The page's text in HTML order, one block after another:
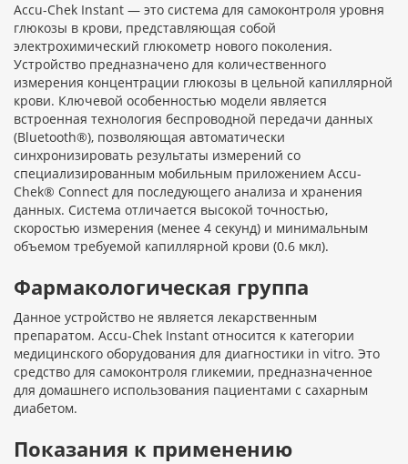
Accu-Chek Instant — это система для самоконтроля уровня
глюкозы в крови, представляющая собой
электрохимический глюкометр нового поколения.
Устройство предназначено для количественного
измерения концентрации глюкозы в цельной капиллярной
крови. Ключевой особенностью модели является
встроенная технология беспроводной передачи данных
(Bluetooth®), позволяющая автоматически
синхронизировать результаты измерений со
специализированным мобильным приложением Accu-
Chek® Connect для последующего анализа и хранения
данных. Система отличается высокой точностью,
скоростью измерения (менее 4 секунд) и минимальным
объемом требуемой капиллярной крови (0.6 мкл).
Фармакологическая группа
Данное устройство не является лекарственным
препаратом. Accu-Chek Instant относится к категории
медицинского оборудования для диагностики in vitro. Это
средство для самоконтроля гликемии, предназначенное
для домашнего использования пациентами с сахарным
диабетом.
Показания к применению